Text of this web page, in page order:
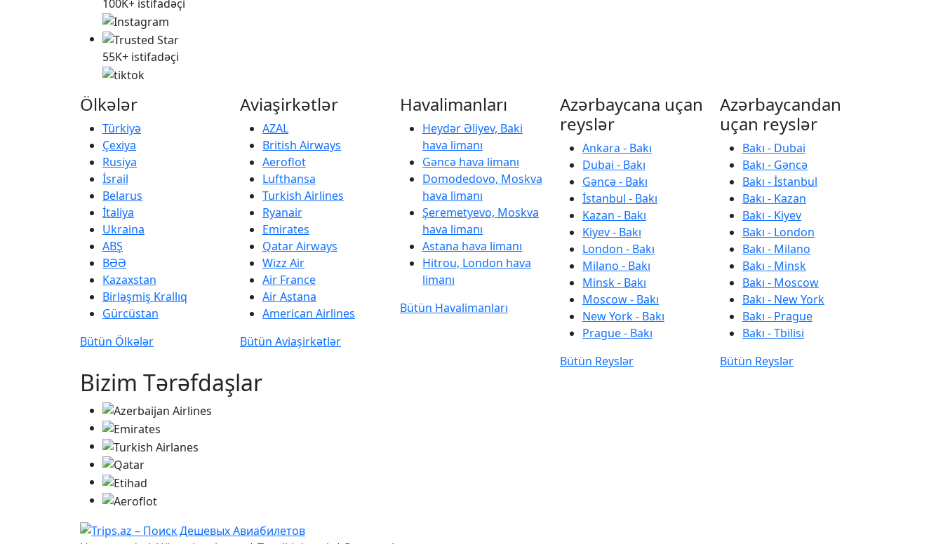
100K+ istifadəçi
55K+ istifadəçi
Ölkələr
Türkiyə
Çexiya
Rusiya
İsrail
Belarus
İtaliya
Ukraina
ABŞ
BƏƏ
Kazaxstan
Birləşmiş Krallıq
Gürcüstan
Bütün Ölkələr
Aviaşirkətlər
AZAL
British Airways
Aeroflot
Lufthansa
Turkish Airlines
Ryanair
Emirates
Qatar Airways
Wizz Air
Air France
Air Astana
American Airlines
Bütün Aviaşirkətlər
Havalimanları
Heydər Əliyev, Baki
hava limanı
Gəncə hava limanı
Domodedovo, Moskva
hava limanı
Şeremetyevo, Moskva
hava limanı
Astana hava limanı
Hitrou, London hava
limanı
Bütün Havalimanları
Azərbaycana uçan
reyslər
Ankara - Bakı
Dubai - Bakı
Gəncə - Bakı
İstanbul - Bakı
Kazan - Bakı
Kiyev - Bakı
London - Bakı
Milano - Bakı
Minsk - Bakı
Moscow - Bakı
New York - Bakı
Prague - Bakı
Bütün Reyslər
Azərbaycandan
uçan reyslər
Bakı - Dubai
Bakı - Gəncə
Bakı - İstanbul
Bakı - Kazan
Bakı - Kiyev
Bakı - London
Bakı - Milano
Bakı - Minsk
Bakı - Moscow
Bakı - New York
Bakı - Prague
Bakı - Tbilisi
Bütün Reyslər
Bizim Tərəfdaşlar